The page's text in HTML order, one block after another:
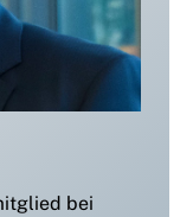
bei